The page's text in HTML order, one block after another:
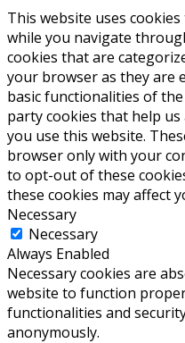
This website uses
while you navigate
cookies that are
your browser as they are
basic functionalities of
party cookies that help
you use this website.
browser only with your
to opt-out of these
these cookies may affect
Necessary
Necessary
Always Enabled
Necessary cookies are
website to function
functionalities and
anonymously.